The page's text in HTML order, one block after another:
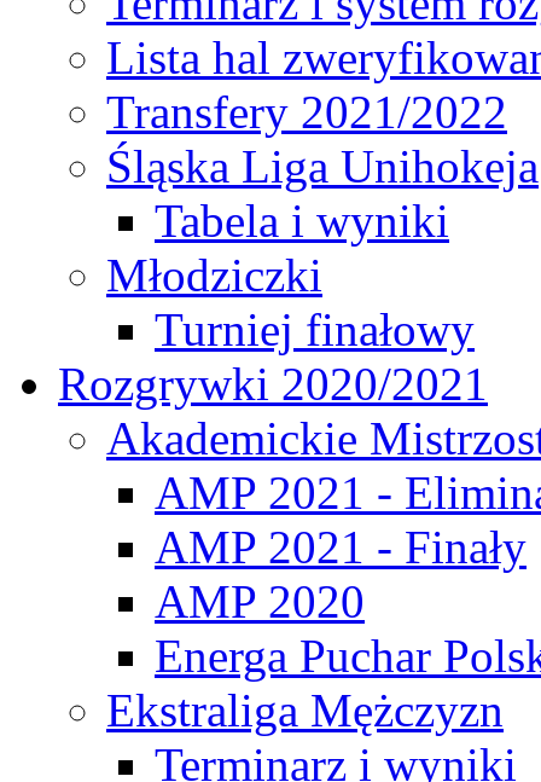
Lista hal
Transfery 2021/2022
Śląska Liga Unihokeja
Tabela i wyniki
Młodziczki
Turniej finałowy
Rozgrywki 2020/2021
Akademickie
AMP 2021 -
AMP 2021 - Finały
AMP 2020
Energa Puchar
Ekstraliga Mężczyzn
Terminarz i wyniki